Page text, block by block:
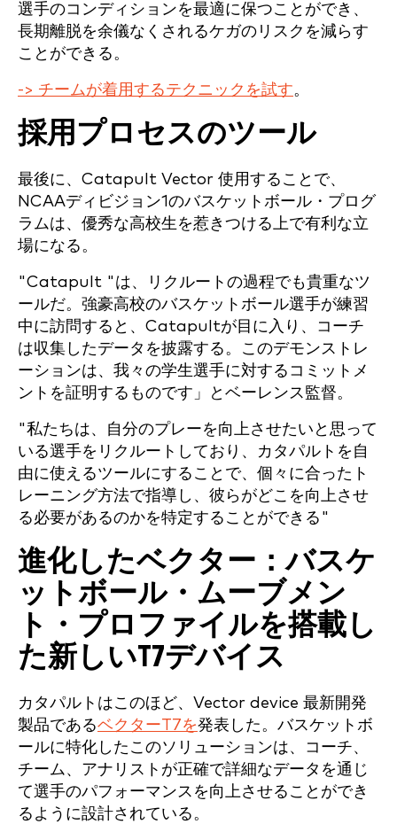
選手のコンディションを最適に保つことができ、
長期離脱を余儀なくされるケガのリスクを減らす
ことができる。
-> チームが着用するテクニックを試す。
採用プロセスのツール
最後に、Catapult Vector 使用することで、
NCAAディビジョン1のバスケットボール・プログ
ラムは、優秀な高校生を惹きつける上で有利な立
場になる。
"Catapult "は、リクルートの過程でも貴重なツ
ールだ。強豪高校のバスケットボール選手が練習
中に訪問すると、Catapultが目に入り、コーチ
は収集したデータを披露する。このデモンストレ
ーションは、我々の学生選手に対するコミットメ
ントを証明するものです」とベーレンス監督。
"私たちは、自分のプレーを向上させたいと思って
いる選手をリクルートしており、カタパルトを自
由に使えるツールにすることで、個々に合ったト
レーニング方法で指導し、彼らがどこを向上させ
る必要があるのかを特定することができる"
進化したベクター：バスケ
ットボール・ムーブメン
ト・プロファイルを搭載し
た新しいT7デバイス
カタパルトはこのほど、Vector device 最新開発
製品であるベクターT7を発表した。バスケットボ
ールに特化したこのソリューションは、コーチ、
チーム、アナリストが正確で詳細なデータを通じ
て選手のパフォーマンスを向上させることができ
るように設計されている。